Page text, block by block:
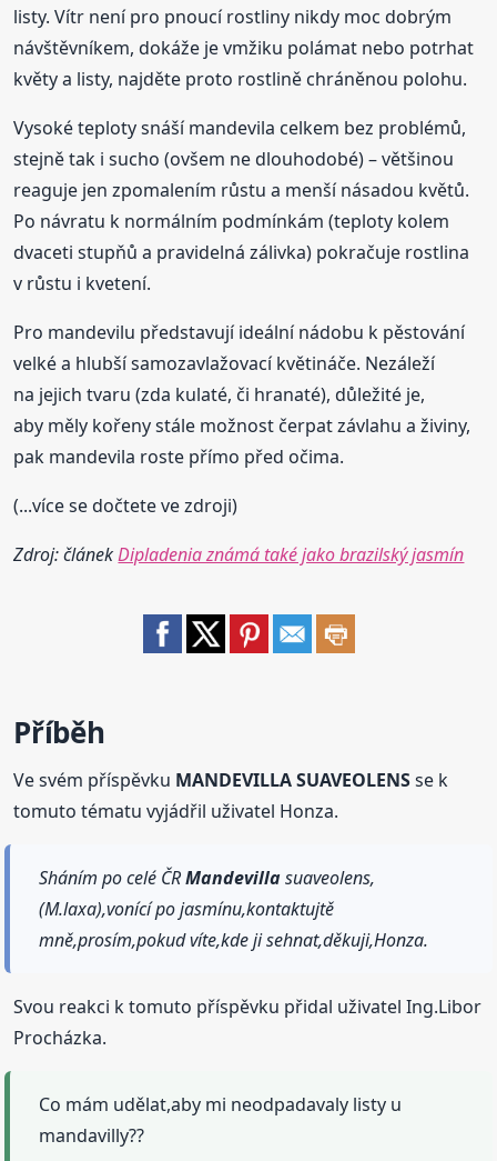
listy. Vítr není pro pnoucí rostliny nikdy moc dobrým
návštěvníkem, dokáže je vmžiku polámat nebo potrhat
květy a listy, najděte proto rostlině chráněnou polohu.
Vysoké teploty snáší mandevila celkem bez problémů,
stejně tak i sucho (ovšem ne dlouhodobé) – většinou
reaguje jen zpomalením růstu a menší násadou květů.
Po návratu k normálním podmínkám (teploty kolem
dvaceti stupňů a pravidelná zálivka) pokračuje rostlina
v růstu i kvetení.
Pro mandevilu představují ideální nádobu k pěstování
velké a hlubší samozavlažovací květináče. Nezáleží
na jejich tvaru (zda kulaté, či hranaté), důležité je,
aby měly kořeny stále možnost čerpat závlahu a živiny,
pak mandevila roste přímo před očima.
(...více se dočtete ve zdroji)
Zdroj: článekDipladenia známá také jako brazilský jasmín
Příběh
Ve svém příspěvku MANDEVILLA SUAVEOLENSse k
tomuto tématu vyjádřil uživatel Honza.
Sháním po celé ČRMandevillasuaveolens,
(M.laxa),vonící po jasmínu,kontaktujtě
mně,prosím,pokud víte,kde ji sehnat,děkuji,Honza.
Svou reakci k tomuto příspěvku přidal uživatel Ing.Libor
Procházka.
Co mám udělat,aby mi neodpadavaly listy u
mandavilly??